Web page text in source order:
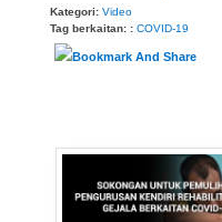
Kategori: Video
Tag berkaitan: : COVID-19